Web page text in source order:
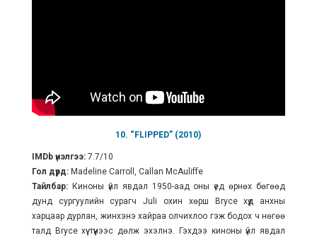
10. “FLIPPED” (2010)
IMDb үнэлгээ: 7.7/10
Гол дүрд: Madeline Carroll, Callan McAuliffe
Тайлбар: Киноны үйл явдал 1950-аад оны үед өрнөх бөгөөд
дунд сургуулийн сурагч Juli охин хөрш Bryce хүүд анхны
харцаар дурлан, жинхэнэ хайраа олчихлоо гэж бодох ч нөгөө
талд Bryce хүү түүнээс дөлж эхэлнэ. Гэхдээ киноны үйл явдал